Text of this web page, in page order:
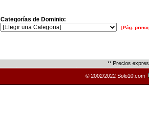
Categorías de Dominio:
[Pág.
** Precios
© 2002/2022 Solo10.com